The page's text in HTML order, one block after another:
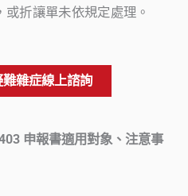
折讓單未依規定處理。
雜症線上諮詢
申報書適用對象、注意事